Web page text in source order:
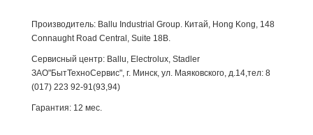
Производитель: Ballu Industrial Group. Китай, Hong Kong, 148
Connaught Road Central, Suite 18B.
Сервисный центр: Ballu, Electrolux, Stadler
ЗАО"БытТехноСервис", г. Минск, ул. Маяковского, д.14,тел: 8
(017) 223 92-91(93,94)
Гарантия: 12 мес.